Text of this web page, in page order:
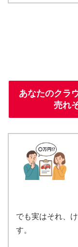
あなたのクラ
売れ
でも実はそれ、
す。